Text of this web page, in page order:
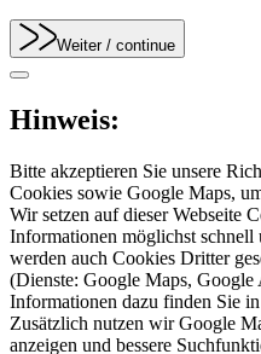
Weiter / continue
Hinweis:
Bitte akzeptieren Sie unsere
Cookies sowie Google Maps,
Wir setzen auf dieser Webseite
Informationen möglichst schnell
werden auch Cookies Dritter
(Dienste: Google Maps,
Informationen dazu finden Sie
Zusätzlich nutzen wir Google
anzeigen und bessere